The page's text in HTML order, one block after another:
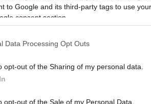
to Google and its third-party tags to use
consent section.
Data Processing Opt Outs
opt-out of the Sharing of my personal data.
opt-out of the Sale of my Personal Data.
, ,
a